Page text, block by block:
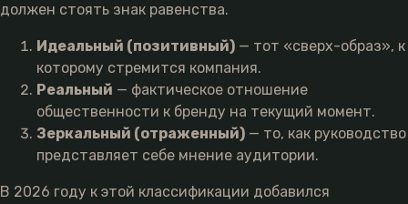
должен стоять знак равенства.
Идеальный (позитивный) — тот «сверх-образ», к
которому стремится компания.
Реальный — фактическое отношение
общественности к бренду на текущий момент.
Зеркальный (отраженный) — то, как руководство
представляет себе мнение аудитории.
В 2026 году к этой классификации добавился